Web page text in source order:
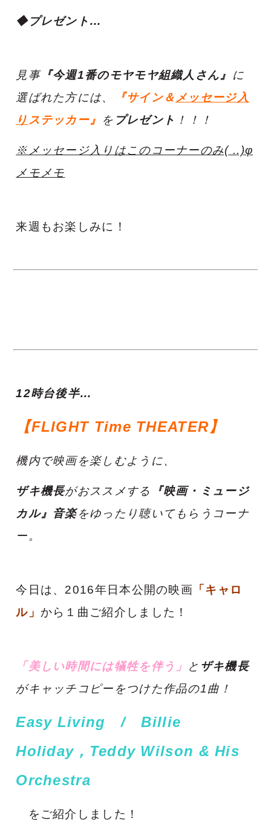
◆プレゼント…
見事『今週1番のモヤモヤ組織人さん』
に
選ばれた方には、
『サイン＆ メッセージ入
り ステッカー』 を プレゼント ！！！
※メッセージ入りはこのコーナーのみ( ..)φ
メモメモ
来週もお楽しみに！
12時台後半…
【FLIGHT Time THEATER】
機内で映画を楽しむように、
ザキ機長がおススメする
『映画・ミュージ
カル』音楽をゆったり聴いてもらうコーナ
ー。
今日は、 2016年日本公開の映画 「キャロ
ル」 から１曲ご紹介しました！
「美しい時間には犠牲を伴う」 と ザキ機長
がキャッチコピーをつけた作品の1曲！
Easy Living / Billie
Holiday，Teddy Wilson & His
Orchestra
をご紹介しました！